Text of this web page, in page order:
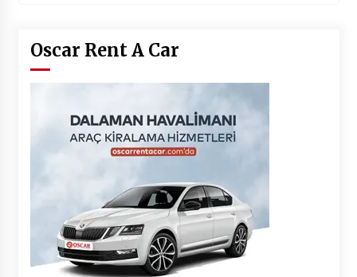
Oscar Rent A Car